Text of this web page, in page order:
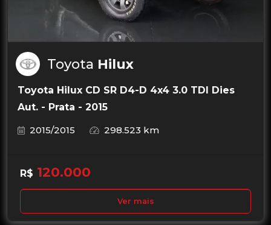
Toyota Hilux
Toyota Hilux CD SR D4-D 4x4 3.0 TDI Dies
Aut. - Prata - 2015
2015/2015
298.523 km
R$ 120.000
Ver mais